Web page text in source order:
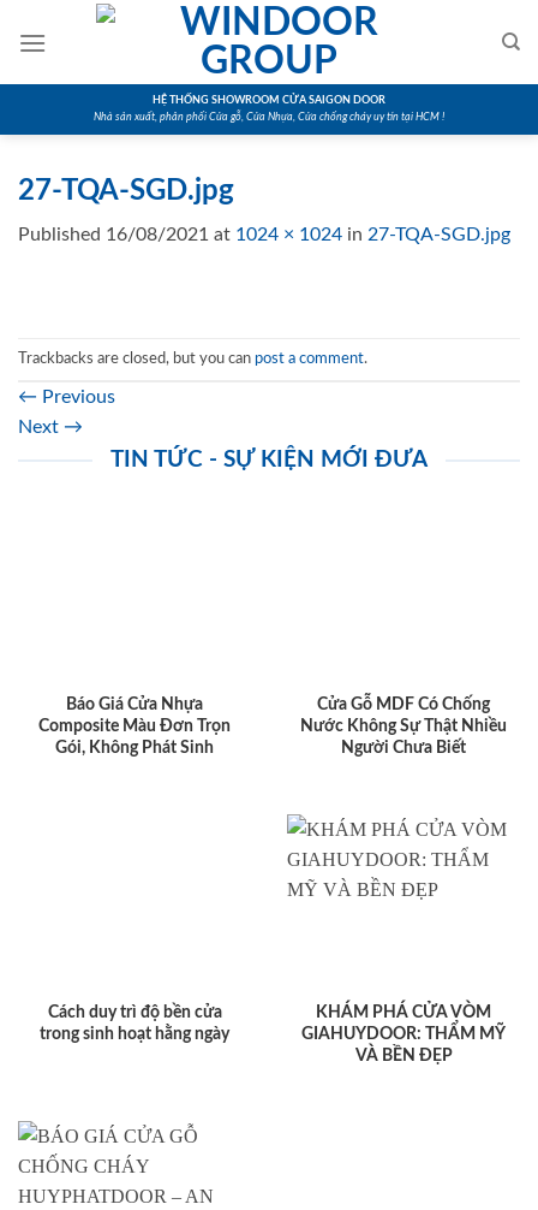
HỆ THỐNG SHOWROOM CỬA SAIGON DOOR
Nhà sản xuất, phân phối Cửa gỗ, Cửa Nhựa, Cửa chống cháy uy tín tại HCM !
27-TQA-SGD.jpg
Published 16/08/2021 at 1024 × 1024 in 27-TQA-SGD.jpg
Trackbacks are closed, but you can post a comment.
← Previous
Next →
TIN TỨC - SỰ KIỆN MỚI ĐƯA
Báo Giá Cửa Nhựa
Composite Màu Đơn Trọn
Gói, Không Phát Sinh
Cửa Gỗ MDF Có Chống
Nước Không Sự Thật Nhiều
Người Chưa Biết
Cách duy trì độ bền cửa
trong sinh hoạt hằng ngày
KHÁM PHÁ CỬA VÒM
GIAHUYDOOR: THẨM MỸ
VÀ BỀN ĐẸP